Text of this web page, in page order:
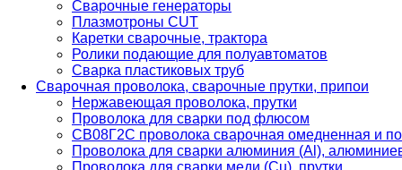
Сварочные генераторы
Плазмотроны CUT
Каретки сварочные, трактора
Ролики подающие для полуавтоматов
Сварка пластиковых труб
Сварочная проволока, сварочные прутки, припои
Нержавеющая проволока, прутки
Проволока для сварки под флюсом
СВ08Г2С проволока сварочная омедненная и
Проволока для сварки алюминия (Al),
Проволока для сварки меди (Cu), прутки